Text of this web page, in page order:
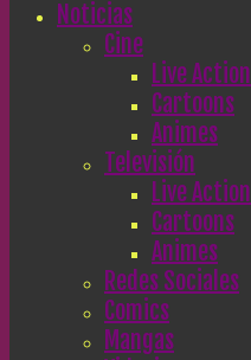
Noticias
Cine
Live Action
Cartoons
Animes
Televisión
Live Action
Cartoons
Animes
Redes Sociales
Comics
Mangas